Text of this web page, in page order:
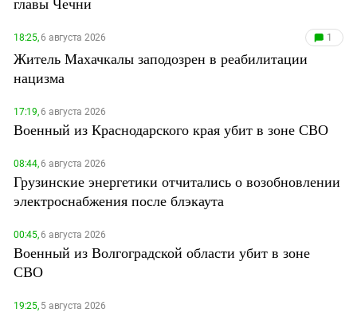
18:25,6 августа 2026 1
Житель Махачкалы заподозрен в реабилитации
нацизма
17:19,6 августа 2026
Военный из Краснодарского края убит в зоне СВО
08:44,6 августа 2026
Грузинские энергетики отчитались о возобновлении
электроснабжения после блэкаута
00:45,6 августа 2026
Военный из Волгоградской области убит в зоне
СВО
19:25,5 августа 2026